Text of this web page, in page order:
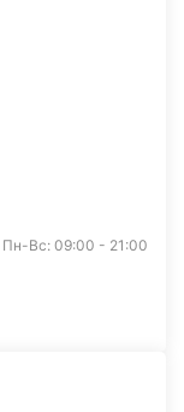
Пн-Вс: 09:00 - 21:00